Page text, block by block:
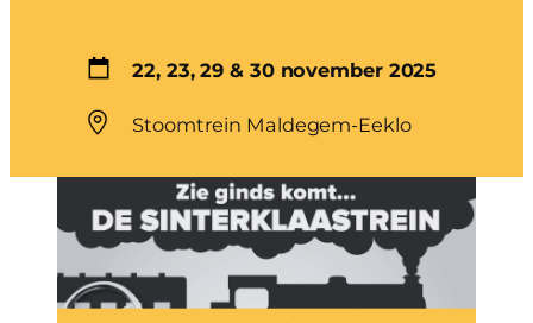
22, 23, 29 & 30 november 2025
Stoomtrein Maldegem-Eeklo